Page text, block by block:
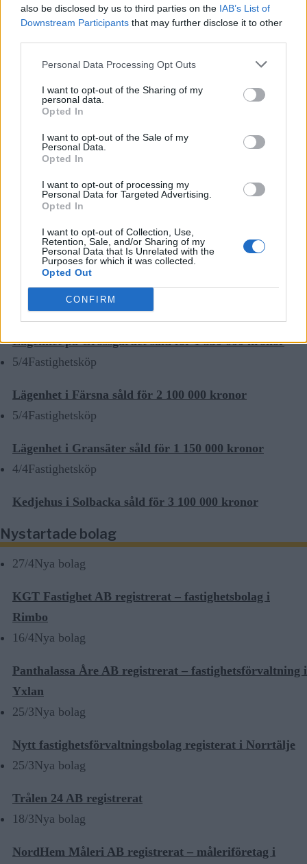
also be disclosed by us to third parties on the IAB’s List of
Downstream Participants that may further disclose it to other
Personal Data Processing Opt Outs
I want to opt-out of the Sharing of my
personal data.
Opted In
I want to opt-out of the Sale of my
Personal Data.
Opted In
I want to opt-out of processing my
Personal Data for Targeted Advertising.
Opted In
I want to opt-out of Collection, Use,
Retention, Sale, and/or Sharing of my
Personal Data that Is Unrelated with the
Purposes for which it was collected.
Opted Out
CONFIRM
passersystem
Sport
Rospiggarna laddar för hemmamatch mot serieledarna
BKV går med i nytt fotbollsnätverk med AIK
underverk"
Senaste fastighetsköp
Fastighetsköp
Fritidshus på Vätö såld för 1 895 000 kronor
20/4Fastighetsköp
Lägenhet på Grossgärdet såld för 1 550 000 kronor
5/4Fastighetsköp
Lägenhet i Färsna såld för 2 100 000 kronor
5/4Fastighetsköp
Lägenhet i Gransäter såld för 1 150 000 kronor
4/4Fastighetsköp
Kedjehus i Solbacka såld för 3 100 000 kronor
Nystartade bolag
27/4Nya bolag
KGT Fastighet AB registrerat – fastighetsbolag i
Rimbo
16/4Nya bolag
Panthalassa Åre AB registrerat – fastighetsförvaltning i
Yxlan
25/3Nya bolag
Nytt fastighetsförvaltningsbolag registerat i Norrtälje
25/3Nya bolag
Trålen 24 AB registrerat
18/3Nya bolag
NordHem Måleri AB registrerat – måleriföretag i